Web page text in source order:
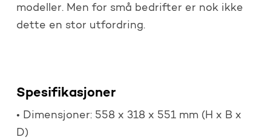
modeller. Men for små bedrifter er nok ikke
dette en stor utfordring.
Spesifikasjoner
• Dimensjoner: 558 x 318 x 551 mm (H x B x
D)